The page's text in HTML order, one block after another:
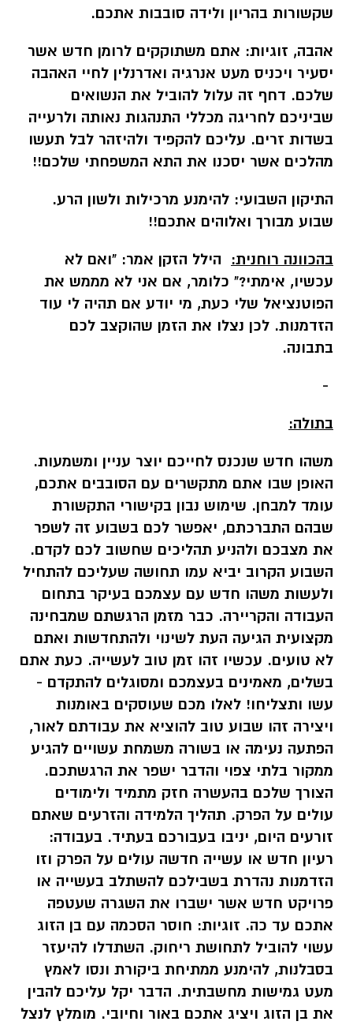
שקשורות בהריון ולידה סובבות אתכם.
אהבה, זוגיות: אתם משתוקקים לרומן חדש אשר
יסעיר ויכניס מעט אנרגיה ואדרנלין לחיי האהבה
שלכם. דחף זה עלול להוביל את הנשואים
שביניכם לחריגה מכללי התנהגות נאותה ולרעייה
בשדות זרים. עליכם להקפיד ולהיזהר לבל תעשו
מהלכים אשר יסכנו את התא המשפחתי שלכם!!
התיקון השבועי: להימנע מרכילות ולשון הרע.
שבוע מבורך ואלוהים אתכם!!
בהכוונה רוחנית:
הילל הזקן אמר: "ואם לא
עכשיו, אימתי?" כלומר, אם אני לא מממש את
הפוטנציאל שלי כעת, מי יודע אם תהיה לי עוד
הזדמנות. לכן נצלו את הזמן שהוקצב לכם
בתבונה.
-
בתולה:
משהו חדש שנכנס לחייכם יוצר עניין ומשמעות.
האופן שבו אתם מתקשרים עם הסובבים אתכם,
עומד למבחן. שימוש נבון בקישורי התקשורת
שבהם התברכתם, יאפשר לכם בשבוע זה לשפר
את מצבכם ולהניע תהליכים שחשוב לכם לקדם.
השבוע הקרוב יביא עמו תחושה שעליכם להתחיל
ולעשות משהו חדש עם עצמכם בעיקר בתחום
העבודה והקריירה. כבר מזמן הרגשתם שמבחינה
מקצועית הגיעה העת לשינוי ולהתחדשות ואתם
לא טועים. עכשיו זהו זמן טוב לעשייה. כעת אתם
בשלים, מאמינים בעצמכם ומסוגלים להתקדם -
עשו ותצליחו! לאלו מכם שעוסקים באומנות
ויצירה זהו שבוע טוב להוציא את עבודתם לאור,
הפתעה נעימה או בשורה משמחת עשויים להגיע
ממקור בלתי צפוי והדבר ישפר את הרגשתכם.
הצורך שלכם בהעשרה חזק מתמיד ולימודים
עולים על הפרק. תהליך הלמידה והזרעים שאתם
זורעים היום, יניבו בעבורכם בעתיד. בעבודה:
רעיון חדש או עשייה חדשה עולים על הפרק וזו
הזדמנות נהדרת בשבילכם להשתלב בעשייה או
פרויקט חדש אשר ישברו את השגרה שעטפה
אתכם עד כה. זוגיות: חוסר הסכמה עם בן הזוג
עשוי להוביל לתחושת ריחוק. השתדלו להיעזר
בסבלנות, להימנע ממתיחת ביקורת ונסו לאמץ
מעט גמישות מחשבתית. הדבר יקל עליכם להבין
את בן הזוג ויציג אתכם באור וחיובי. מומלץ לנצל